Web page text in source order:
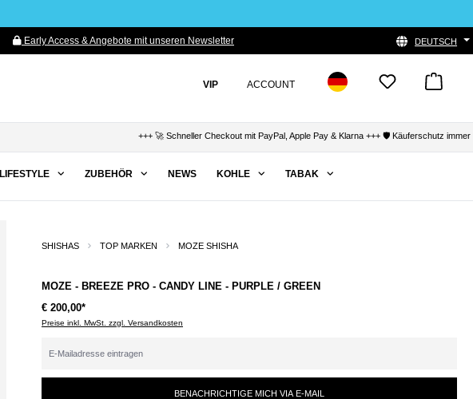
Early Access & Angebote mit unseren Newsletter DEUTSCH
VIP ACCOUNT
+++ 🚀 Schneller Checkout mit PayPal, Apple Pay & Klarna +++ 🛡️ Käuferschutz immer
LIFESTYLE ZUBEHÖR NEWS KOHLE TABAK
SHISHAS TOP MARKEN MOZE SHISHA
MOZE - BREEZE PRO - CANDY LINE - PURPLE / GREEN
€ 200,00*
Preise inkl. MwSt. zzgl. Versandkosten
BENACHRICHTIGE MICH VIA E-MAIL